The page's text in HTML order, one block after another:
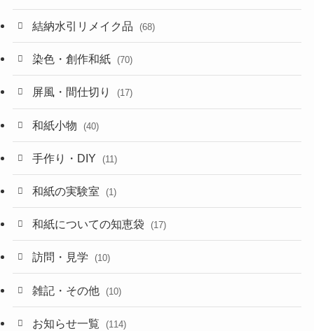
結納水引リメイク品 (68)
染色・創作和紙 (70)
屏風・間仕切り (17)
和紙小物 (40)
手作り・DIY (11)
和紙の実験室 (1)
和紙についての知恵袋 (17)
訪問・見学 (10)
雑記・その他 (10)
お知らせ一覧 (114)